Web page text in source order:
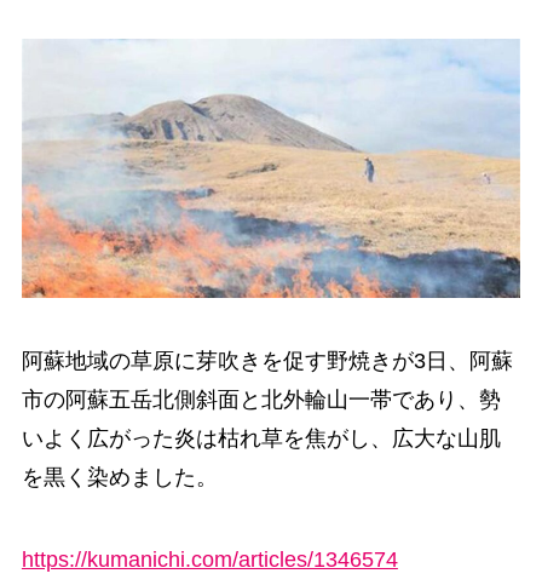
阿蘇地域の草原に芽吹きを促す野焼きが3日、阿蘇
市の阿蘇五岳北側斜面と北外輪山一帯であり、勢
いよく広がった炎は枯れ草を焦がし、広大な山肌
を黒く染めました。
https://kumanichi.com/articles/1346574